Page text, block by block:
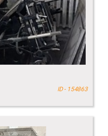
ID - 154863